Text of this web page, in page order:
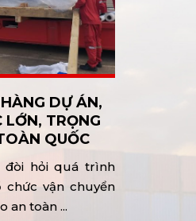
DỰ ÁN,
LỚN, TRỌNG
QUỐC
đòi hỏi quá trình
chức vận chuyển
an toàn ...